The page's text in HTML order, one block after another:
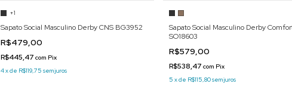
+1
Sapato Social Masculino Derby CNS BG3952
R$479,00
R$445,47com Pix
4xde R$119,75 sem juros
Sapato Social Masculino Derby
SO18603
R$579,00
R$538,47 com Pix
5 xde R$115,80sem juros